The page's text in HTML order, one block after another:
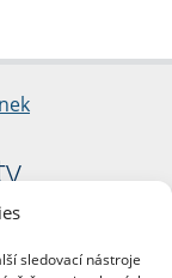
sledovací nástroje